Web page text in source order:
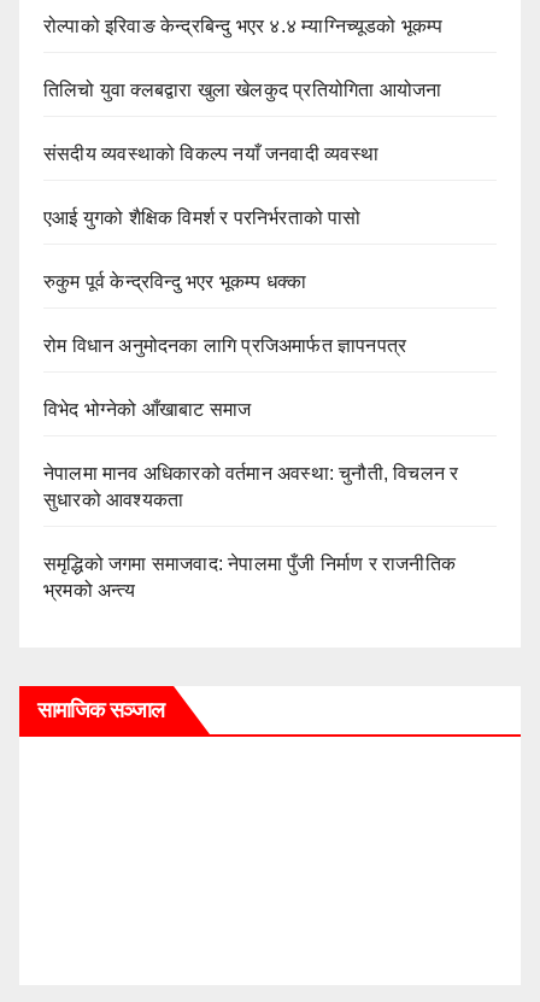
रोल्पाको इरिवाङ केन्द्रबिन्दु भएर ४.४ म्याग्निच्यूडको भूकम्प
तिलिचो युवा क्लबद्वारा खुला खेलकुद प्रतियोगिता आयोजना
संसदीय व्यवस्थाको विकल्प नयाँ जनवादी व्यवस्था
एआई युगको शैक्षिक विमर्श र परनिर्भरताको पासो
रुकुम पूर्व केन्द्रविन्दु भएर भूकम्प धक्का
रोम विधान अनुमोदनका लागि प्रजिअमार्फत ज्ञापनपत्र
विभेद भोग्नेको आँखाबाट समाज
नेपालमा मानव अधिकारको वर्तमान अवस्था: चुनौती, विचलन र
सुधारको आवश्यकता
समृद्धिको जगमा समाजवाद: नेपालमा पुँजी निर्माण र राजनीतिक
भ्रमको अन्त्य
सामाजिक सञ्जाल